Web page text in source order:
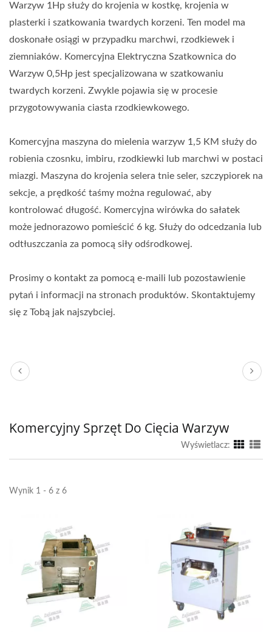
Warzyw 1Hp służy do krojenia w kostkę, krojenia w
plasterki i szatkowania twardych korzeni. Ten model ma
doskonałe osiągi w przypadku marchwi, rzodkiewek i
ziemniaków. Komercyjna Elektryczna Szatkownica do
Warzyw 0,5Hp jest specjalizowana w szatkowaniu
twardych korzeni. Zwykle pojawia się w procesie
przygotowywania ciasta rzodkiewkowego.
Komercyjna maszyna do mielenia warzyw 1,5 KM służy do
robienia czosnku, imbiru, rzodkiewki lub marchwi w postaci
miazgi. Maszyna do krojenia selera tnie seler, szczypiorek na
sekcje, a prędkość taśmy można regulować, aby
kontrolować długość. Komercyjna wirówka do sałatek
może jednorazowo pomieścić 6 kg. Służy do odcedzania lub
odtłuszczania za pomocą siły odśrodkowej.
Prosimy o kontakt za pomocą e-maili lub pozostawienie
pytań i informacji na stronach produktów. Skontaktujemy
się z Tobą jak najszybciej.
Komercyjny Sprzęt Do Cięcia Warzyw
Wyświetlacz:
Wynik 1 - 6 z 6